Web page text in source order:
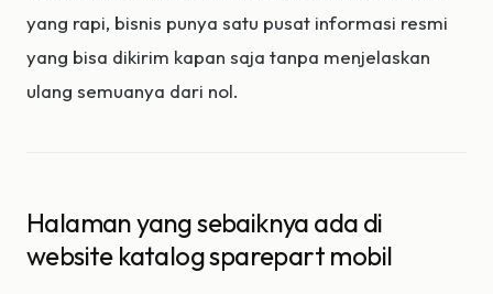
yang rapi, bisnis punya satu pusat informasi resmi
yang bisa dikirim kapan saja tanpa menjelaskan
ulang semuanya dari nol.
Halaman yang sebaiknya ada di
website katalog sparepart mobil